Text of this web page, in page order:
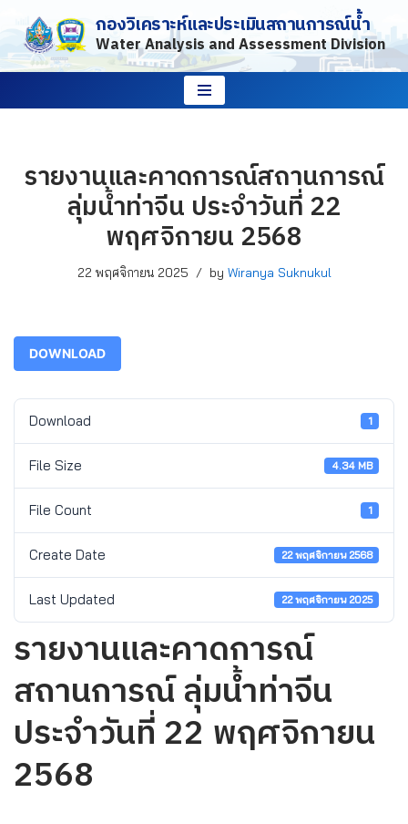
Skip
to
กองวิเคราะห์และประเมินสถานการณ์น้ำ
Water Analysis and Assessment Division
รายงานและคาดการณ์สถานการณ์
ลุ่มน้ำท่าจีน ประจำวันที่ 22
พฤศจิกายน 2568
22 พฤศจิกายน 2025 by Wiranya Suknukul
DOWNLOAD
Download 1
File Size 4.34 MB
File Count 1
Create Date 22 พฤศจิกายน 2568
Last Updated 22 พฤศจิกายน 2025
รายงานและคาดการณ์
สถานการณ์ ลุ่มน้ำท่าจีน
ประจำวันที่ 22 พฤศจิกายน
2568